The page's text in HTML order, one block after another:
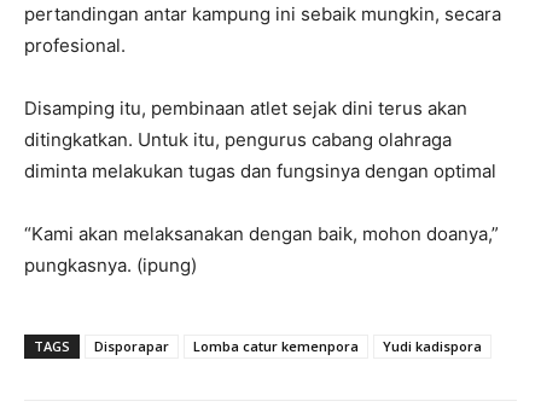
pertandingan antar kampung ini sebaik mungkin, secara
profesional.
Disamping itu, pembinaan atlet sejak dini terus akan
ditingkatkan. Untuk itu, pengurus cabang olahraga
diminta melakukan tugas dan fungsinya dengan optimal
“Kami akan melaksanakan dengan baik, mohon doanya,”
pungkasnya. (ipung)
TAGS Disporapar Lomba catur kemenpora Yudi kadispora